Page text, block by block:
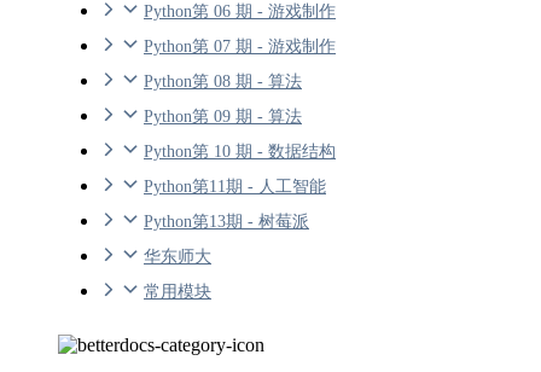
Python第 06 期 - 游戏制作
Python第 07 期 - 游戏制作
Python第 08 期 - 算法
Python第 09 期 - 算法
Python第 10 期 - 数据结构
Python第11期 - 人工智能
Python第13期 - 树莓派
华东师大
常用模块